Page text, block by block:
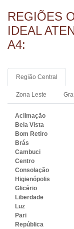
REGIÕES
IDEAL
A4:
Região Central
Zona Leste
Aclimação
Bela Vista
Bom Retiro
Brás
Cambuci
Centro
Consolação
Higienópolis
Glicério
Liberdade
Luz
Pari
República